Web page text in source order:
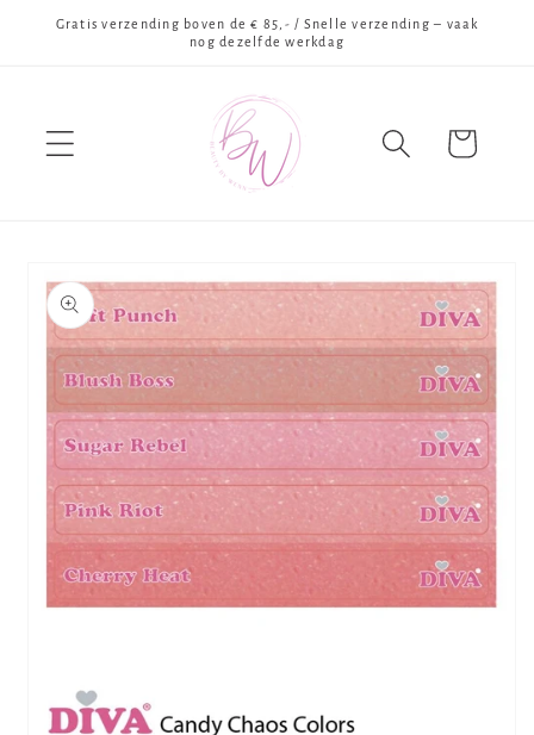
naar de
Gratis verzending boven de € 85,- / Snelle verzending – vaak
nog dezelfde werkdag
Winkelwagen
direct naar